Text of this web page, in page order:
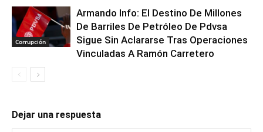
Corrupción
Armando Info: El Destino De Millones
De Barriles De Petróleo De Pdvsa
Sigue Sin Aclararse Tras Operaciones
Vinculadas A Ramón Carretero
Dejar una respuesta